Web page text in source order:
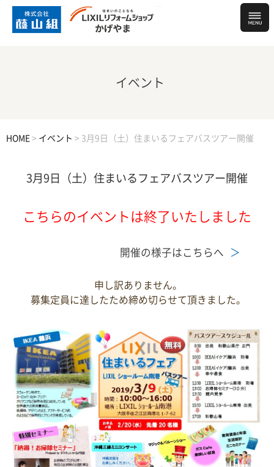
イベント
HOME > イベント > 3月9日（土）住まいるフェアバスツアー開催
3月9日（土）住まいるフェアバスツアー開催
こちらのイベントは終了いたしました
開催の様子はこちらへ
申し訳ありません。
募集定員に達したため締め切らせて頂きました。